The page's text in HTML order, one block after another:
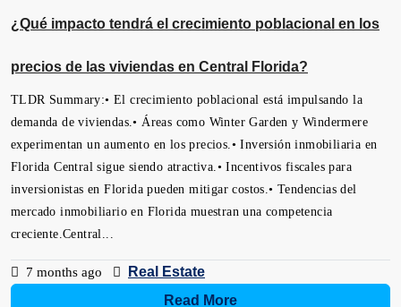
¿Qué impacto tendrá el crecimiento poblacional en los
precios de las viviendas en Central Florida?
TLDR Summary:• El crecimiento poblacional está impulsando la
demanda de viviendas.• Áreas como Winter Garden y Windermere
experimentan un aumento en los precios.• Inversión inmobiliaria en
Florida Central sigue siendo atractiva.• Incentivos fiscales para
inversionistas en Florida pueden mitigar costos.• Tendencias del
mercado inmobiliario en Florida muestran una competencia
creciente.Central...
7 months ago
Real Estate
Read More